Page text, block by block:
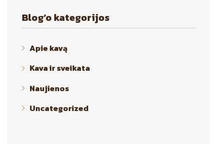
Blog’o kategorijos
Apie kavą
Kava ir sveikata
Naujienos
Uncategorized